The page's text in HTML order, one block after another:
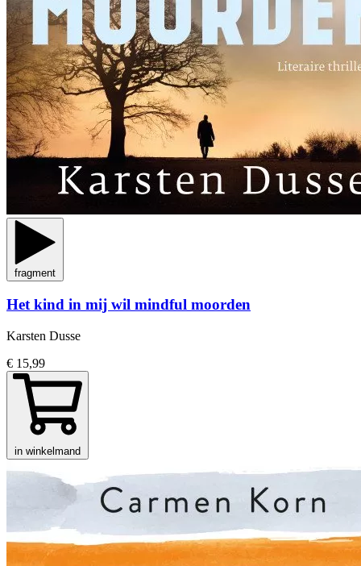
fragment
Het kind in mij wil mindful moorden
Karsten Dusse
€ 15,99
in winkelmand